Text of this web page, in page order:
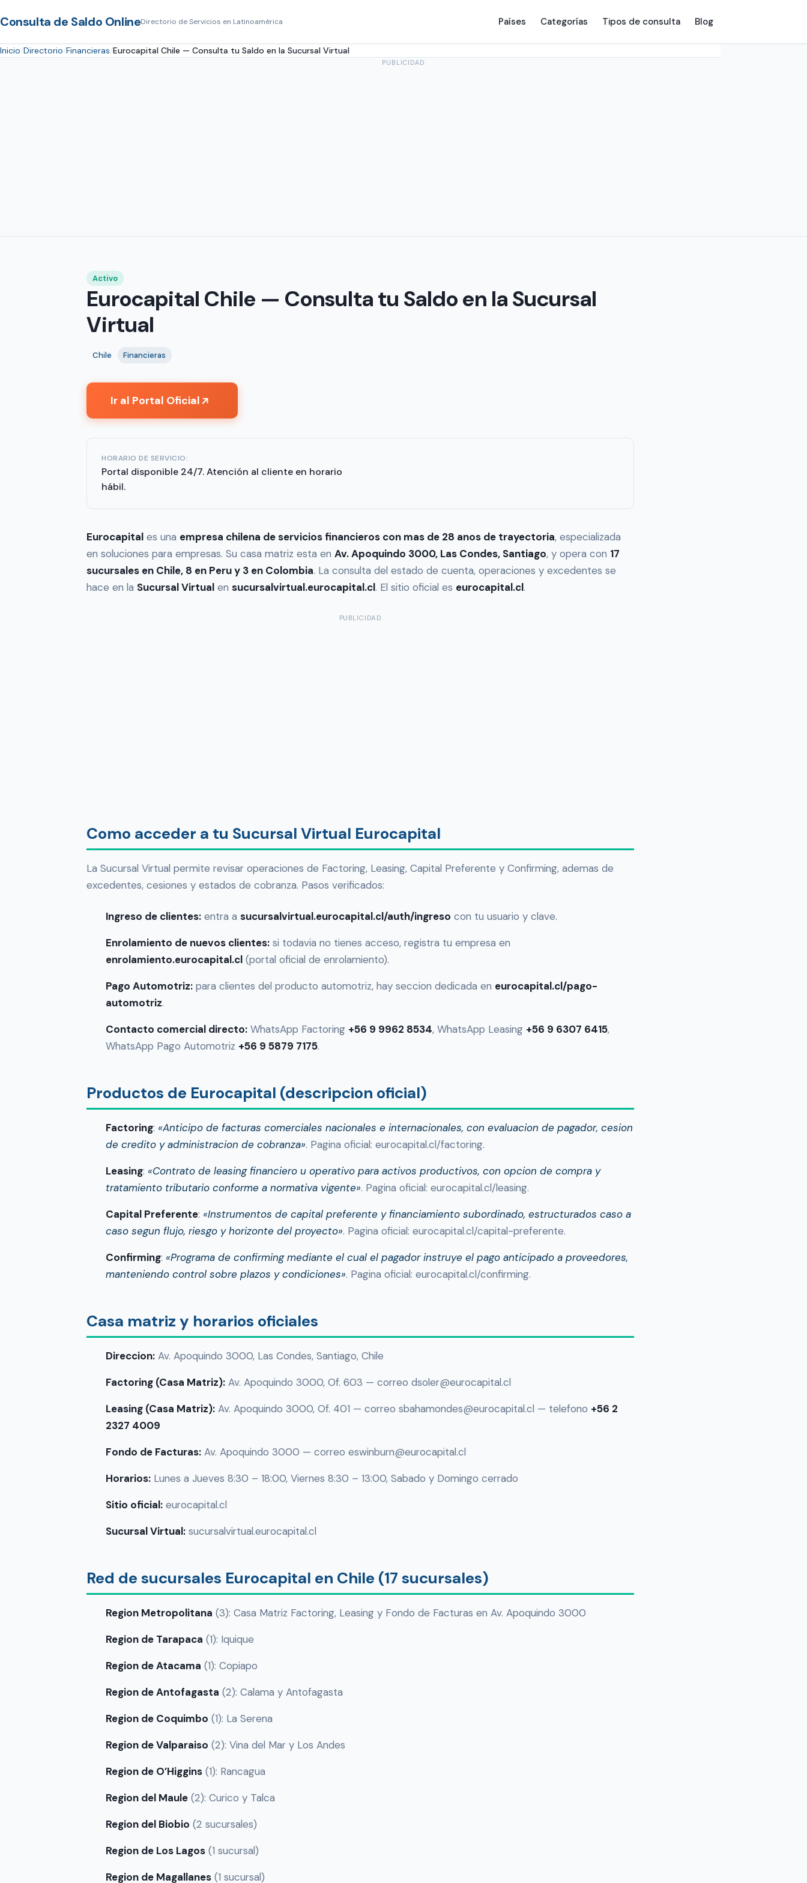
Consulta de Saldo OnlineDirectorio de Servicios en Latinoamérica Países Categorías Tipos de consulta Blog
Inicio Directorio Financieras Eurocapital Chile — Consulta tu Saldo en la Sucursal Virtual
PUBLICIDAD
Activo
Eurocapital Chile — Consulta tu Saldo en la Sucursal
Virtual
Chile Financieras
Ir al Portal Oficial↗
HORARIO DE SERVICIO:
Portal disponible 24/7. Atención al cliente en horario
hábil.
Eurocapital es una empresa chilena de servicios financieros con mas de 28 anos de trayectoria, especializada
en soluciones para empresas. Su casa matriz esta en Av. Apoquindo 3000, Las Condes, Santiago, y opera con 17
sucursales en Chile, 8 en Peru y 3 en Colombia. La consulta del estado de cuenta, operaciones y excedentes se
hace en la Sucursal Virtual en sucursalvirtual.eurocapital.cl. El sitio oficial es eurocapital.cl.
PUBLICIDAD
Como acceder a tu Sucursal Virtual Eurocapital
La Sucursal Virtual permite revisar operaciones de Factoring, Leasing, Capital Preferente y Confirming, ademas de
excedentes, cesiones y estados de cobranza. Pasos verificados:
Ingreso de clientes: entra a sucursalvirtual.eurocapital.cl/auth/ingreso con tu usuario y clave.
Enrolamiento de nuevos clientes: si todavia no tienes acceso, registra tu empresa en
enrolamiento.eurocapital.cl (portal oficial de enrolamiento).
Pago Automotriz: para clientes del producto automotriz, hay seccion dedicada en eurocapital.cl/pago-
automotriz.
Contacto comercial directo: WhatsApp Factoring +56 9 9962 8534, WhatsApp Leasing +56 9 6307 6415,
WhatsApp Pago Automotriz +56 9 5879 7175.
Productos de Eurocapital (descripcion oficial)
Factoring: «Anticipo de facturas comerciales nacionales e internacionales, con evaluacion de pagador, cesion
de credito y administracion de cobranza». Pagina oficial: eurocapital.cl/factoring.
Leasing: «Contrato de leasing financiero u operativo para activos productivos, con opcion de compra y
tratamiento tributario conforme a normativa vigente». Pagina oficial: eurocapital.cl/leasing.
Capital Preferente: «Instrumentos de capital preferente y financiamiento subordinado, estructurados caso a
caso segun flujo, riesgo y horizonte del proyecto». Pagina oficial: eurocapital.cl/capital-preferente.
Confirming: «Programa de confirming mediante el cual el pagador instruye el pago anticipado a proveedores,
manteniendo control sobre plazos y condiciones». Pagina oficial: eurocapital.cl/confirming.
Casa matriz y horarios oficiales
Direccion: Av. Apoquindo 3000, Las Condes, Santiago, Chile
Factoring (Casa Matriz): Av. Apoquindo 3000, Of. 603 — correo dsoler@eurocapital.cl
Leasing (Casa Matriz): Av. Apoquindo 3000, Of. 401 — correo sbahamondes@eurocapital.cl — telefono +56 2
2327 4009
Fondo de Facturas: Av. Apoquindo 3000 — correo eswinburn@eurocapital.cl
Horarios: Lunes a Jueves 8:30 – 18:00, Viernes 8:30 – 13:00, Sabado y Domingo cerrado
Sitio oficial: eurocapital.cl
Sucursal Virtual: sucursalvirtual.eurocapital.cl
Red de sucursales Eurocapital en Chile (17 sucursales)
Region Metropolitana (3): Casa Matriz Factoring, Leasing y Fondo de Facturas en Av. Apoquindo 3000
Region de Tarapaca (1): Iquique
Region de Atacama (1): Copiapo
Region de Antofagasta (2): Calama y Antofagasta
Region de Coquimbo (1): La Serena
Region de Valparaiso (2): Vina del Mar y Los Andes
Region de O’Higgins (1): Rancagua
Region del Maule (2): Curico y Talca
Region del Biobio (2 sucursales)
Region de Los Lagos (1 sucursal)
Region de Magallanes (1 sucursal)